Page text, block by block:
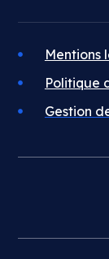
Mentions
Politique
Gestion